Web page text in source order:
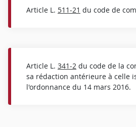
Article L. 511-21 du code de
Article L. 341-2 du code de la
sa rédaction antérieure à celle
l'ordonnance du 14 mars 2016.